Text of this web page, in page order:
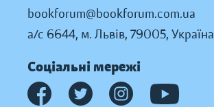
bookforum@bookforum.com.ua
а/с 6644, м. Львів, 79005, Україна
Соціальні мережі